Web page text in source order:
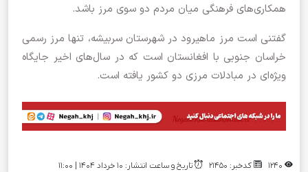
همکاری‌های فرهنگی میان مردم دو سوی مرز باشد.
گفتنی است مرز ماهیرود در شهرستان سربیشه، تنها مرز رسمی
خراسان جنوبی با افغانستان است که در سال‌های اخیر جایگاه
ویژه‌ای در مبادلات مرزی دو کشور یافته است.
کدخبر: 21450 تاریخ و ساعت انتشار: ۱۰ خرداد ۱۴۰۴ | 11:00